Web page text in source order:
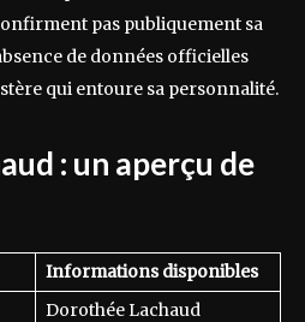
pas publiquement sa
de données officielles
qui entoure sa personnalité.
: un aperçu de
Informations disponibles
Dorothée Lachaud